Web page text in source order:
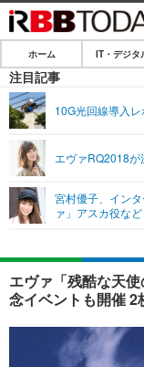
ホーム
IT・デジタル
ショッピング
SPEED TEST
エンタメ
エンタメTOP
音楽
ショッピング
ライフ
ライフTOP
ペット
その他
リリース一覧
プッシュ通知の停止
ホーム IT・デジタ
注目記事
10G光回線導入レ
エヴァRQ2018
宮村優子、イン
ァ」アスカ役など
エヴァ「残酷な天
念イベントも開催 2